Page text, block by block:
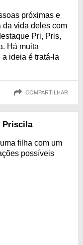
próximas e
da vida deles com
Pri, Pris,
Há muita
ideia é tratá-la
COMPARTILHAR
Priscila
filha com um
possíveis